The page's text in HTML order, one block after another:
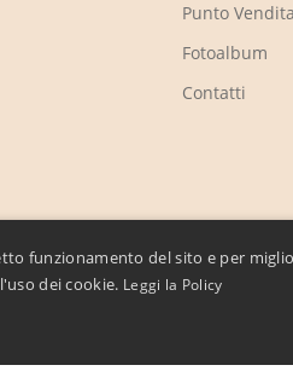
Punto Vendita
Fotoalbum
Contatti
funzionamento del sito e per
dei cookie. Leggi la Policy